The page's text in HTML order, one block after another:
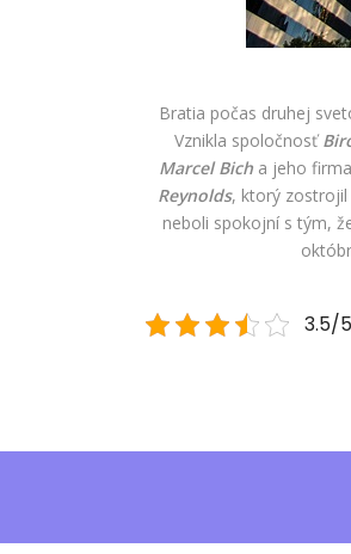
Bratia počas druhej
Vznikla spoločnosť
Marcel Bich a jeho firma
Reynolds, ktorý zostrojil
neboli spokojní s tým,
3.5/